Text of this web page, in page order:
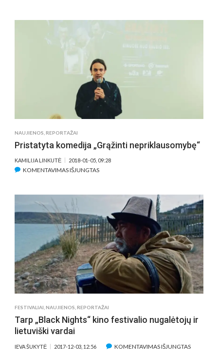
TARPTAUTINIO
FILMŲ
FESTIVALIO
ŠVENTĖJE
IŠRINKTAS
NACIONALINĖS
KONKURSINĖS
NAUJIENOS REPORTAŽAI
Pristatyta komedija „Grąžinti nepriklausomybę“
KAMILIJA LINKUTĖ 2018-01-05, 09:28
KOMENTAVIMAS IŠJUNGTASĮRAŠE
NEPRIKLAUSOMYBĘ“
FESTIVALIAI NAUJIENOS REPORTAŽAI
Tarp „Black Nights“ kino festivalio nugalėtojų ir
lietuviški vardai
IEVA ŠUKYTĖ 2017-12-03, 12:56 KOMENTAVIMAS IŠJUNGTASĮRAŠE